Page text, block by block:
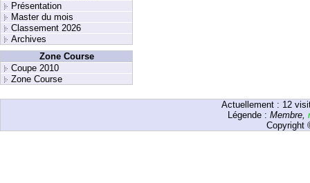
Présentation
Master du mois
Classement 2026
Archives
Zone Course
Coupe 2010
Zone Course
Actuellement : 12
Légende : Membre,
Copyright